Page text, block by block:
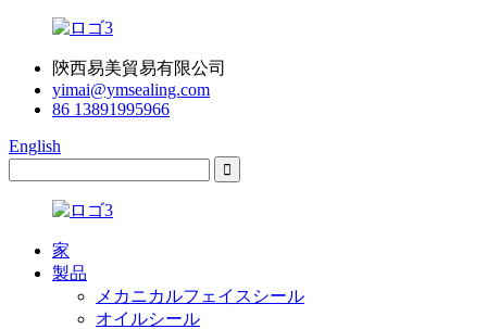
陝西易美貿易有限公司
yimai@ymsealing.com
86 13891995966
English
家
製品
メカニカルフェイスシール
オイルシール